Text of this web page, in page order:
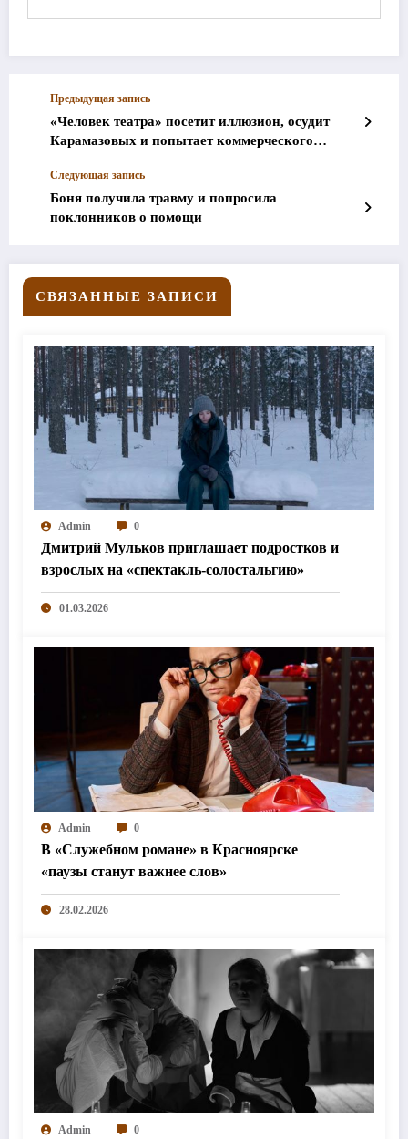
Предыдущая запись
«Человек театра» посетит иллюзион, осудит
Карамазовых и попытает коммерческого
Следующая запись
Боня получила травму и попросила
поклонников о помощи
СВЯЗАННЫЕ ЗАПИСИ
Admin 0
Дмитрий Мульков приглашает подростков и
взрослых на «спектакль-солостальгию»
01.03.2026
Admin 0
В «Служебном романе» в Красноярске
«паузы станут важнее слов»
28.02.2026
Admin 0